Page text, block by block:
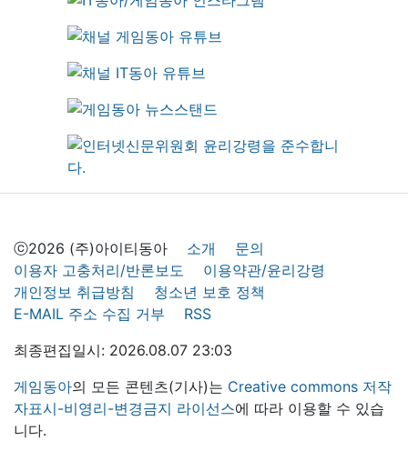
ⓒ2026 (주)아이티동아 소개
문의
이용자 고충처리/반론보도
이용약관/윤리강령
개인정보 취급방침
청소년 보호 정책
E-MAIL 주소 수집 거부
RSS
최종편집일시: 2026.08.07 23:03
게임동아의 모든 콘텐츠(기사)는 Creative commons 저작
자표시-비영리-변경금지 라이선스에 따라 이용할 수 있습
니다.